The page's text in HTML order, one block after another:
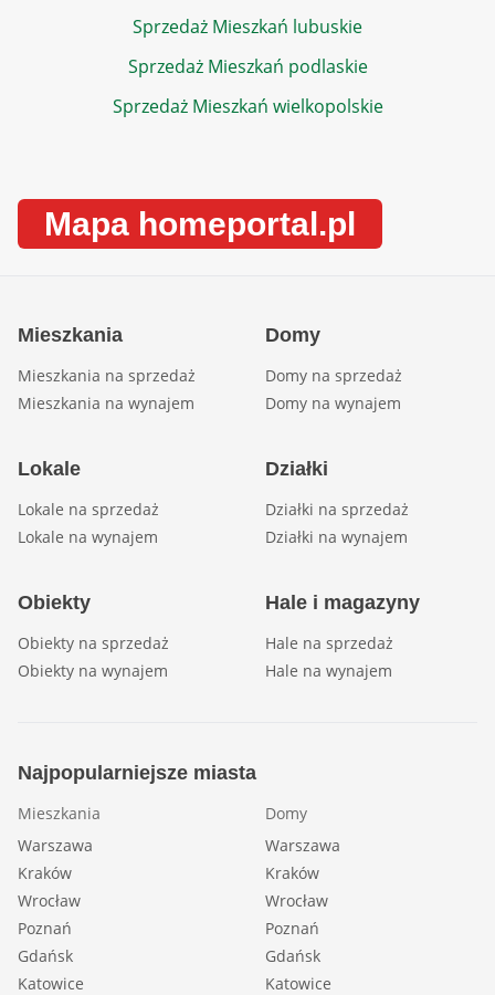
Sprzedaż Mieszkań lubuskie
Sprzedaż Mieszkań podlaskie
Sprzedaż Mieszkań wielkopolskie
Mapa homeportal.pl
Mieszkania
Mieszkania na sprzedaż
Mieszkania na wynajem
Domy
Domy na sprzedaż
Domy na wynajem
Lokale
Lokale na sprzedaż
Lokale na wynajem
Działki
Działki na sprzedaż
Działki na wynajem
Obiekty
Obiekty na sprzedaż
Obiekty na wynajem
Hale i magazyny
Hale na sprzedaż
Hale na wynajem
Najpopularniejsze miasta
Mieszkania
Warszawa
Kraków
Wrocław
Poznań
Gdańsk
Katowice
Domy
Warszawa
Kraków
Wrocław
Poznań
Gdańsk
Katowice